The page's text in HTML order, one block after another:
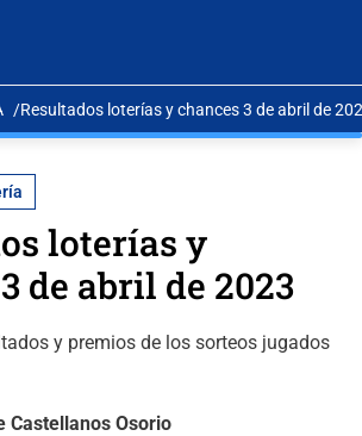
Resultados loterías y chances 3 de abril de
loterías y
de abril de 2023
y premios de los sorteos jugados
Castellanos Osorio